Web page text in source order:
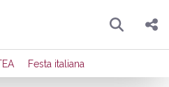
Pesquisar
Compartilhar
Festa italiana